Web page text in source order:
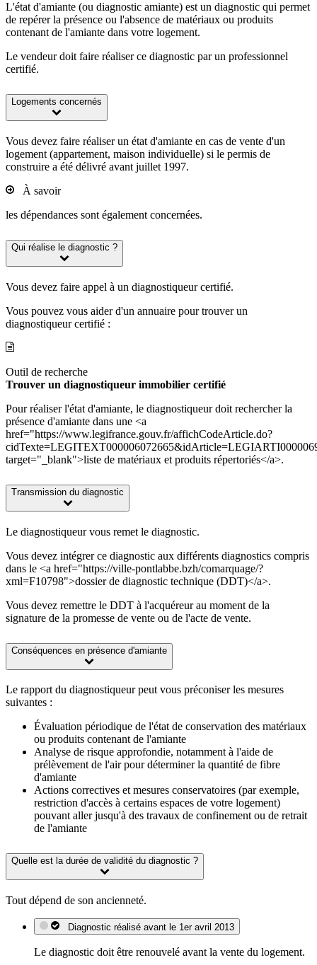
L'état d'amiante (ou diagnostic amiante) est un diagnostic qui permet
de repérer la présence ou l'absence de matériaux ou produits
contenant de l'amiante dans votre logement.
Le vendeur doit faire réaliser ce diagnostic par un professionnel
certifié.
Logements concernés
Vous devez faire réaliser un état d'amiante en cas de vente d'un
logement (appartement, maison individuelle) si le permis de
construire a été délivré avant juillet 1997.
À savoir
les dépendances sont également concernées.
Qui réalise le diagnostic ?
Vous devez faire appel à un diagnostiqueur certifié.
Vous pouvez vous aider d'un annuaire pour trouver un
diagnostiqueur certifié :
Outil de recherche
Trouver un diagnostiqueur immobilier certifié
Pour réaliser l'état d'amiante, le diagnostiqueur doit rechercher la
présence d'amiante dans une <a
href="https://www.legifrance.gouv.fr/affichCodeArticle.do?
target="_blank">liste de matériaux et produits répertoriés</a>.
Transmission du diagnostic
Le diagnostiqueur vous remet le diagnostic.
Vous devez intégrer ce diagnostic aux différents diagnostics compris
dans le <a href="https://ville-pontlabbe.bzh/comarquage/?
xml=F10798">dossier de diagnostic technique (DDT)</a>.
Vous devez remettre le DDT à l'acquéreur au moment de la
signature de la promesse de vente ou de l'acte de vente.
Conséquences en présence d'amiante
Le rapport du diagnostiqueur peut vous préconiser les mesures
suivantes :
Évaluation périodique de l'état de conservation des matériaux
ou produits contenant de l'amiante
Analyse de risque approfondie, notamment à l'aide de
prélèvement de l'air pour déterminer la quantité de fibre
d'amiante
Actions correctives et mesures conservatoires (par exemple,
restriction d'accès à certains espaces de votre logement)
pouvant aller jusqu'à des travaux de confinement ou de retrait
de l'amiante
Quelle est la durée de validité du diagnostic ?
Tout dépend de son ancienneté.
Diagnostic réalisé avant le 1er avril 2013
Le diagnostic doit être renouvelé avant la vente du logement.